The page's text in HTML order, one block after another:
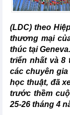
(LDC) theo
thương mại
thúc tại
triển nhất và 8
các chuyên
học thuật, đã
trước thềm
25-26 tháng 4